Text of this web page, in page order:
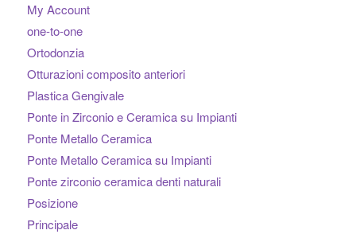
My Account
one-to-one
Ortodonzia
Otturazioni composito anteriori
Plastica Gengivale
Ponte in Zirconio e Ceramica su Impianti
Ponte Metallo Ceramica
Ponte Metallo Ceramica su Impianti
Ponte zirconio ceramica denti naturali
Posizione
Principale